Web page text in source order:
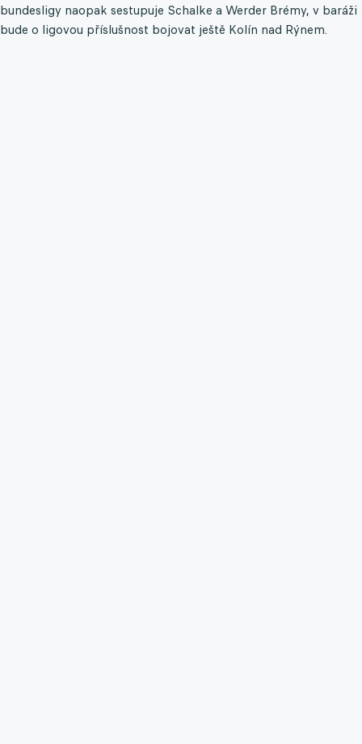
bundesligy naopak sestupuje Schalke a Werder Brémy, v baráži
bude o ligovou příslušnost bojovat ještě Kolín nad Rýnem.